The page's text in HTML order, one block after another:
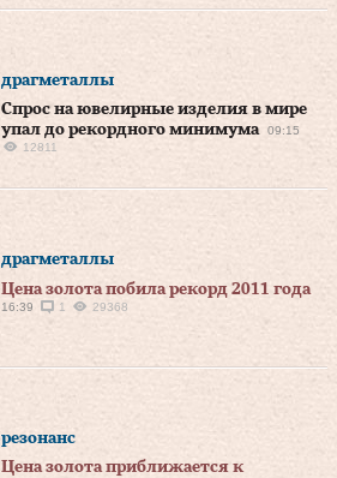
драгметаллы
Спрос на ювелирные изделия в мире
упал до рекордного минимума
09:15
12811
драгметаллы
Цена золота побила рекорд 2011 года
16:39 1 29368
резонанс
Цена золота приближается к